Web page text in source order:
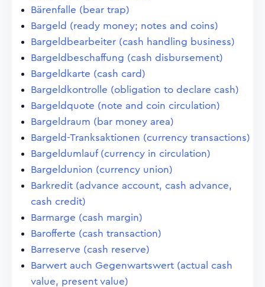
Bärenfalle (bear trap)
Bargeld (ready money; notes and coins)
Bargeldbearbeiter (cash handling business)
Bargeldbeschaffung (cash disbursement)
Bargeldkarte (cash card)
Bargeldkontrolle (obligation to declare cash)
Bargeldquote (note and coin circulation)
Bargeldraum (bar money area)
Bargeld-Tranksaktionen (currency transactions)
Bargeldumlauf (currency in circulation)
Bargeldunion (currency union)
Barkredit (advance account, cash advance,
cash credit)
Barmarge (cash margin)
Barofferte (cash transaction)
Barreserve (cash reserve)
Barwert auch Gegenwartswert (actual cash
value, present value)